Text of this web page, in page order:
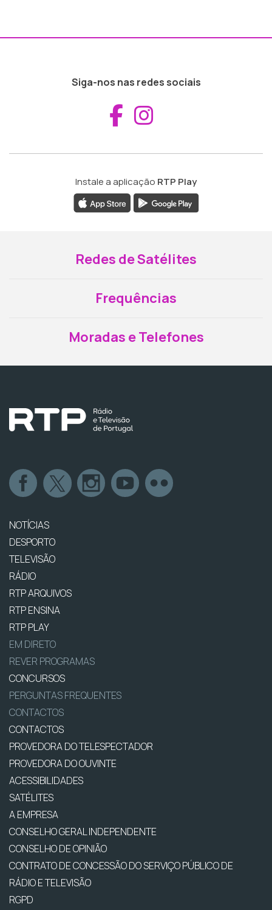
Siga-nos nas redes sociais
Aceder ao
Instale a aplicação RTP Play
Redes de Satélites
Frequências
Moradas e Telefones
NOTÍCIAS
DESPORTO
TELEVISÃO
RÁDIO
RTP ARQUIVOS
RTP ENSINA
RTP PLAY
EM DIRETO
REVER PROGRAMAS
CONCURSOS
PERGUNTAS FREQUENTES
CONTACTOS
CONTACTOS
PROVEDORA DO TELESPECTADOR
PROVEDORA DO OUVINTE
ACESSIBILIDADES
SATÉLITES
A EMPRESA
CONSELHO GERAL INDEPENDENTE
CONSELHO DE OPINIÃO
CONTRATO DE CONCESSÃO DO SERVIÇO PÚBLICO DE
RÁDIO E TELEVISÃO
RGPD